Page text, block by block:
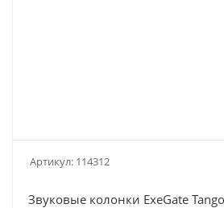
Артикул: 114312
Звуковые колонки ExeGate